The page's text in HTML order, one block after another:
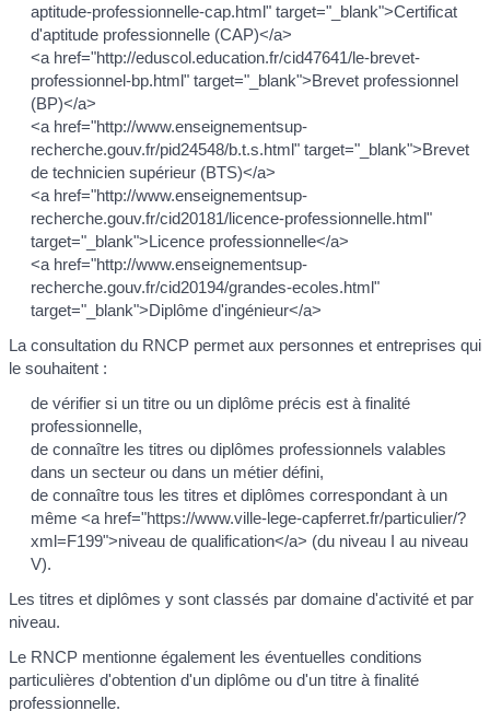
aptitude-professionnelle-cap.html" target="_blank">Certificat
d'aptitude professionnelle (CAP)</a>
<a href="http://eduscol.education.fr/cid47641/le-brevet-
professionnel-bp.html" target="_blank">Brevet professionnel
(BP)</a>
<a href="http://www.enseignementsup-
recherche.gouv.fr/pid24548/b.t.s.html" target="_blank">Brevet
de technicien supérieur (BTS)</a>
<a href="http://www.enseignementsup-
recherche.gouv.fr/cid20181/licence-professionnelle.html"
target="_blank">Licence professionnelle</a>
<a href="http://www.enseignementsup-
recherche.gouv.fr/cid20194/grandes-ecoles.html"
target="_blank">Diplôme d'ingénieur</a>
La consultation du RNCP permet aux personnes et entreprises qui
le souhaitent :
de vérifier si un titre ou un diplôme précis est à finalité
professionnelle,
de connaître les titres ou diplômes professionnels valables
dans un secteur ou dans un métier défini,
de connaître tous les titres et diplômes correspondant à un
même <a href="https://www.ville-lege-capferret.fr/particulier/?
xml=F199">niveau de qualification</a> (du niveau I au niveau
V).
Les titres et diplômes y sont classés par domaine d'activité et par
niveau.
Le RNCP mentionne également les éventuelles conditions
particulières d'obtention d'un diplôme ou d'un titre à finalité
professionnelle.